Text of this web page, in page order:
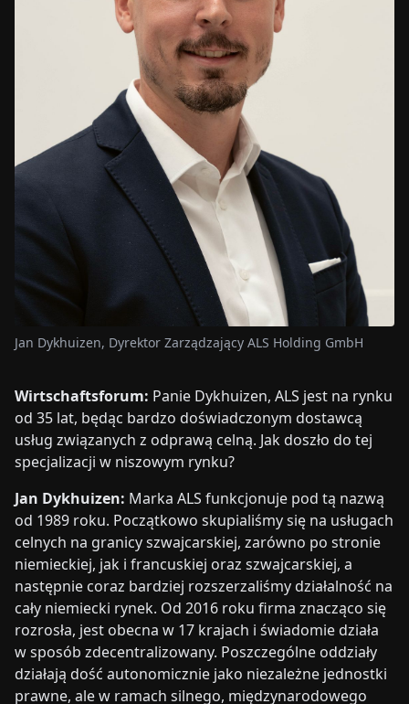
Wirtschaftsforum: Panie Dykhuizen, ALS jest na rynku
od 35 lat, będąc bardzo doświadczonym dostawcą
usług związanych z odprawą celną. Jak doszło do tej
specjalizacji w niszowym rynku?
Jan Dykhuizen: Marka ALS funkcjonuje pod tą nazwą
od 1989 roku. Początkowo skupialiśmy się na usługach
celnych na granicy szwajcarskiej, zarówno po stronie
niemieckiej, jak i francuskiej oraz szwajcarskiej, a
następnie coraz bardziej rozszerzaliśmy działalność na
cały niemiecki rynek. Od 2016 roku firma znacząco się
rozrosła, jest obecna w 17 krajach i świadomie działa
w sposób zdecentralizowany. Poszczególne oddziały
działają dość autonomicznie jako niezależne jednostki
prawne, ale w ramach silnego, międzynarodowego
Jan Dykhuizen, Dyrektor Zarządzający ALS Holding GmbH